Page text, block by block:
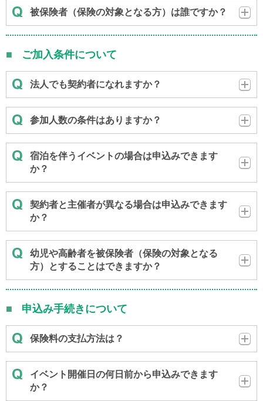
被保険者（保険の対象となる方）は誰ですか？
ご加入条件について
法人でも契約者になれますか？
参加人数の条件はありますか？
宿泊を伴うイベントの場合は申込みできます
か？
契約者と主催者が異なる場合は申込みできます
か？
幼児や高齢者を被保険者（保険の対象となる
方）とすることはできますか？
申込み手続きについて
保険料の支払方法は？
イベント開催日の何日前から申込みできます
か？